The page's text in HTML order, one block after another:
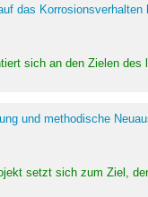
das
sich an den Zielen
und methodische
setzt sich zum Ziel,